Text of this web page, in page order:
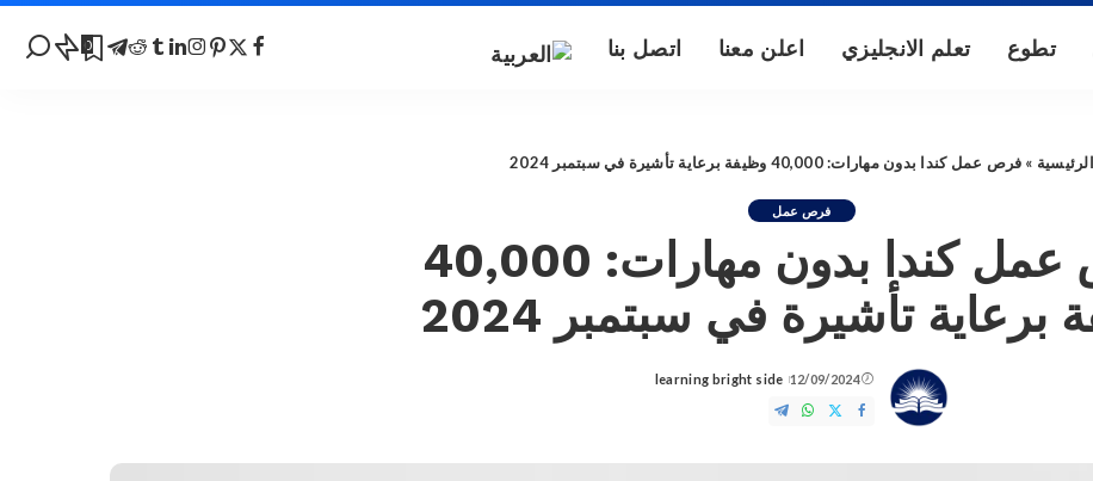
تطوع تعلم الانجليزي اعلن معنا اتصل بنا 0
الرئيسية » فرص عمل كندا بدون مهارات: 40,000 وظيفة برعاية تأشيرة في سبتمبر 2024
فرص عمل
فرص عمل كندا بدون مهارات: 40,000
برعاية تأشيرة في سبتمبر 2024
12/09/2024
Posted
by
learning bright side